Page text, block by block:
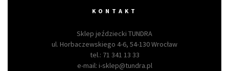
KONTAKT
Sklep jeździecki TUNDRA
ul. Horbaczewskiego 4-6, 54-130 Wrocław
tel.: 71 341 13 33
e-mail: i-sklep@tundra.pl